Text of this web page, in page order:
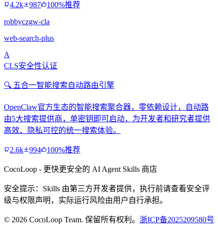
4.2k 987 100%推荐
robbyczgw-cla
web-search-plus
A
CLS安全性认证
🔍 五合一智能搜索自动路由引擎
OpenClaw官方生态的智能搜索聚合器，零依赖设计，自动路
由5大搜索提供商，单密钥即可启动，为开发者和研究者提供
高效、隐私可控的统一搜索体验。
2.6k 994 100%推荐
CocoLoop - 更快更安全的 AI Agent Skills 商店
安全提示：Skills 由第三方开发者提供，执行前请查看安全评
级与权限声明，实际运行风险由用户自行承担。
© 2026 CocoLoop Team. 保留所有权利。 浙ICP备2025209580号